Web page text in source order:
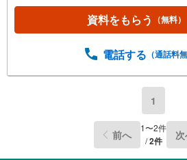
資料をもらう （無料）
電話する （通話料
1
前へ 1〜2件
/2件